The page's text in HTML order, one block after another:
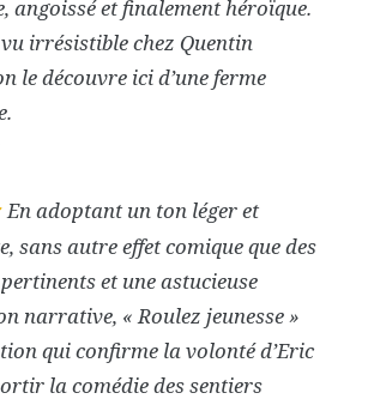
angoissé et finalement héroïque.
irrésistible chez Quentin
le découvre ici d’une ferme
En adoptant un ton léger et
sans autre effet comique que des
et une astucieuse
narrative, « Roulez jeunesse »
qui confirme la volonté d’Eric
la comédie des sentiers